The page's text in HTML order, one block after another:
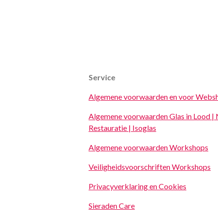
Service
Algemene voorwaarden en voor
Algemene voorwaarden Glas in Lood |
Restauratie | Isoglas
Algemene voorwaarden Workshops
Veiligheidsvoorschriften Workshops
Privacyverklaring en Cookies
Sieraden Care